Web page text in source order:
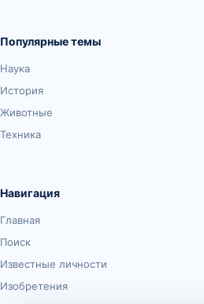
Популярные темы
Наука
История
Животные
Техника
Навигация
Главная
Поиск
Известные личности
Изобретения